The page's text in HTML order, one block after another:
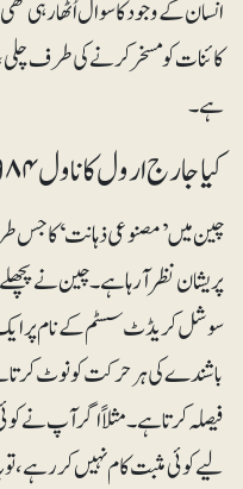
انسان کے وجود کا سوال اُٹھا رہی
کائنات کو مسخر کرنے کی طرف
ہے۔
کیا جارج ارول کا ناول ۱۹۸۴ء حقیقت بن رہا ہـے؟
چین میں ’مصنوعی ذہانت‘ کا جس
پریشان نظر آرہا ہے۔ چین نے
سوشل کریڈٹ سسٹم کے نام پر ایک
باشندے کی ہرحرکت کو نوٹ کرتا ہے
فیصلہ کرتا ہے۔ مثلاً اگر آپ نے
لیے کوئی مثبت کام نہیں کررہے،